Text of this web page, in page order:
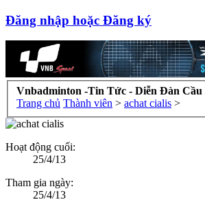
Đăng nhập hoặc Đăng ký
Vnbadminton -Tin Tức - Diễn Đàn Cầu
Trang chủ Thành viên > achat cialis >
Hoạt động cuối:
25/4/13
Tham gia ngày:
25/4/13